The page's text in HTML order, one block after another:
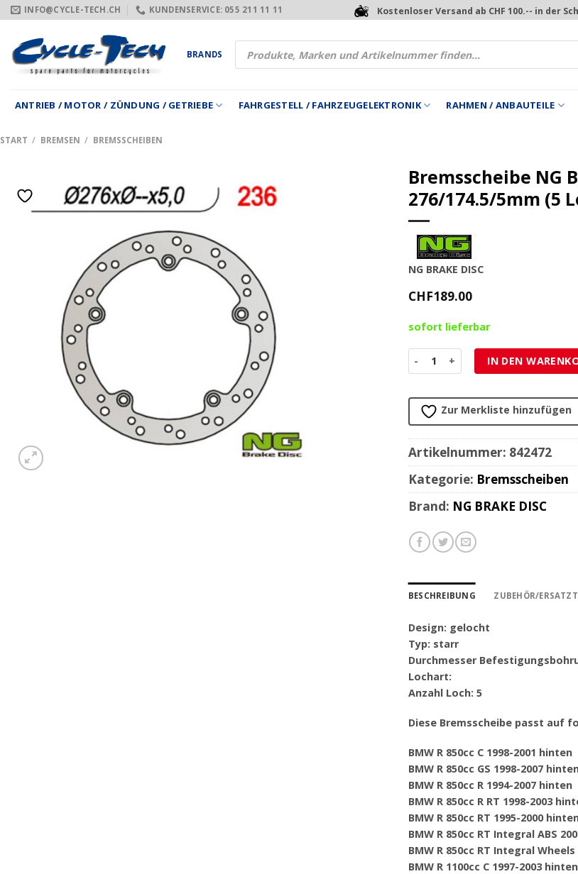
Zum
Inhalt
springen
INFO@CYCLE-TECH.CH KUNDENSERVICE: 055 211 11 11 Kostenloser Versand ab CHF 100.-- in der
BRANDS
Products
search
ANTRIEB / MOTOR / ZÜNDUNG / GETRIEBE FAHRGESTELL / FAHRZEUGELEKTRONIK RAHMEN / ANBAUTEILE
START / BREMSEN / BREMSSCHEIBEN
Bremsscheibe NG
276/174.5/5mm (5
NG BRAKE DISC
CHF189.00
sofort lieferbar
Bremsscheibe NG Brake Disc 276/
IN DEN
Zur Merkliste hinzufügen
Artikelnummer: 842472
Kategorie: Bremsscheiben
Brand: NG BRAKE DISC
BESCHREIBUNG ZUBEHÖR/
Design: gelocht
Typ: starr
Durchmesser
Lochart:
Anzahl Loch: 5
Diese Bremsscheibe passt auf
BMW R 850cc C 1998-2001 hinten
BMW R 850cc GS 1998-2007
BMW R 850cc R 1994-2007 hinten
BMW R 850cc R RT 1998-2003
BMW R 850cc RT 1995-2000
BMW R 850cc RT Integral ABS
BMW R 850cc RT Integral
BMW R 1100cc C 1997-2003 hinten